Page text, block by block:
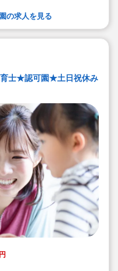
の求人を見る
育士★認可園★土日祝休み
円